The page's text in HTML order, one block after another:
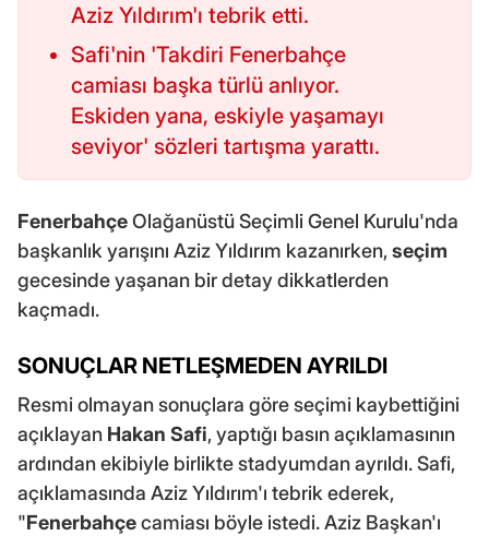
Aziz Yıldırım'ı tebrik etti.
Safi'nin 'Takdiri Fenerbahçe
camiası başka türlü anlıyor.
Eskiden yana, eskiyle yaşamayı
seviyor' sözleri tartışma yarattı.
FenerbahçeOlağanüstü Seçimli Genel Kurulu'nda
başkanlık yarışını Aziz Yıldırım kazanırken,seçim
gecesinde yaşanan bir detay dikkatlerden
kaçmadı.
SONUÇLAR NETLEŞMEDEN AYRILDI
Resmi olmayan sonuçlara göre seçimi kaybettiğini
açıklayan Hakan Safi, yaptığı basın açıklamasının
ardından ekibiyle birlikte stadyumdan ayrıldı. Safi,
açıklamasında Aziz Yıldırım'ı tebrik ederek,
"Fenerbahçecamiası böyle istedi. Aziz Başkan'ı